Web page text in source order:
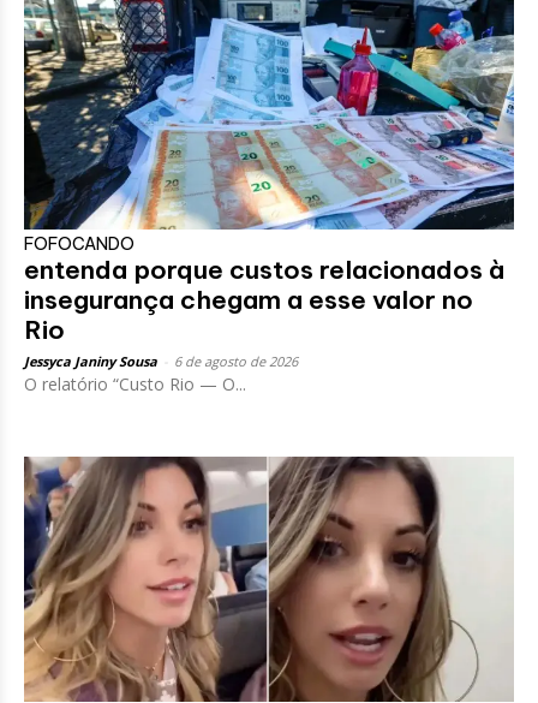
FOFOCANDO
entenda porque custos relacionados à
insegurança chegam a esse valor no
Rio
Jessyca Janiny Sousa 6 de agosto de 2026
O relatório “Custo Rio — O...